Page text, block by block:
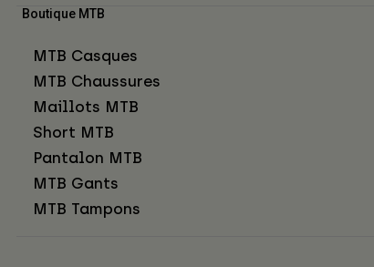
Boutique MTB
MTB Casques
MTB Chaussures
Maillots MTB
Short MTB
Pantalon MTB
MTB Gants
MTB Tampons